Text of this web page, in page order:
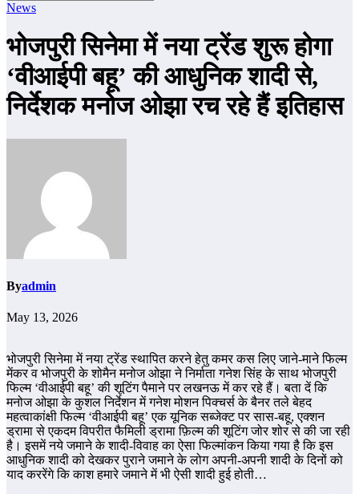
News
भोजपुरी सिनेमा में नया ट्रेंड शुरू होगा
‘वीआईपी बहू’ की आधुनिक शादी से,
निर्देशक मनोज ओझा रच रहे हैं इतिहास
Byadmin
May 13, 2026
भोजपुरी सिनेमा में नया ट्रेंड स्थापित करने हेतु कमर कस लिए जाने-माने फिल्म
मेंकर व भोजपुरी के शोमैन मनोज ओझा ने निर्माता गनेश सिंह के साथ भोजपुरी
फिल्म ‘वीआईपी बहू’ की शूटिंग पैमाने पर लखनऊ में कर रहे हैं। बता दें कि
मनोज ओझा के कुशल निर्देशन में गनेश मोशन पिक्चर्स के बैनर तले बेहद
महत्वाकांक्षी फिल्म ‘वीआईपी बहू’ एक यूनिक सब्जेक्ट पर सास-बहू, एक्शन
ड्रामा से एकदम विपरीत फैमिली ड्रामा फ़िल्म की शूटिंग जोर शोर से की जा रही
है। इसमें नये जमाने के शादी-विवाह का ऐसा फिल्मांकन किया गया है कि इस
आधुनिक शादी को देखकर पुराने जमाने के लोग अपनी-अपनी शादी के दिनों को
याद कररेंगे कि काश हमारे जमाने में भी ऐसी शादी हुई होती…